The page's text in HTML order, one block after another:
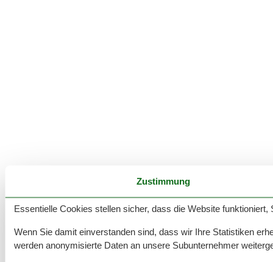
Zustimmung
Essentielle Cookies stellen sicher, dass die Website
Wenn Sie damit einverstanden sind, dass wir Ihre Statistiken
werden anonymisierte Daten an unsere Subunternehmer